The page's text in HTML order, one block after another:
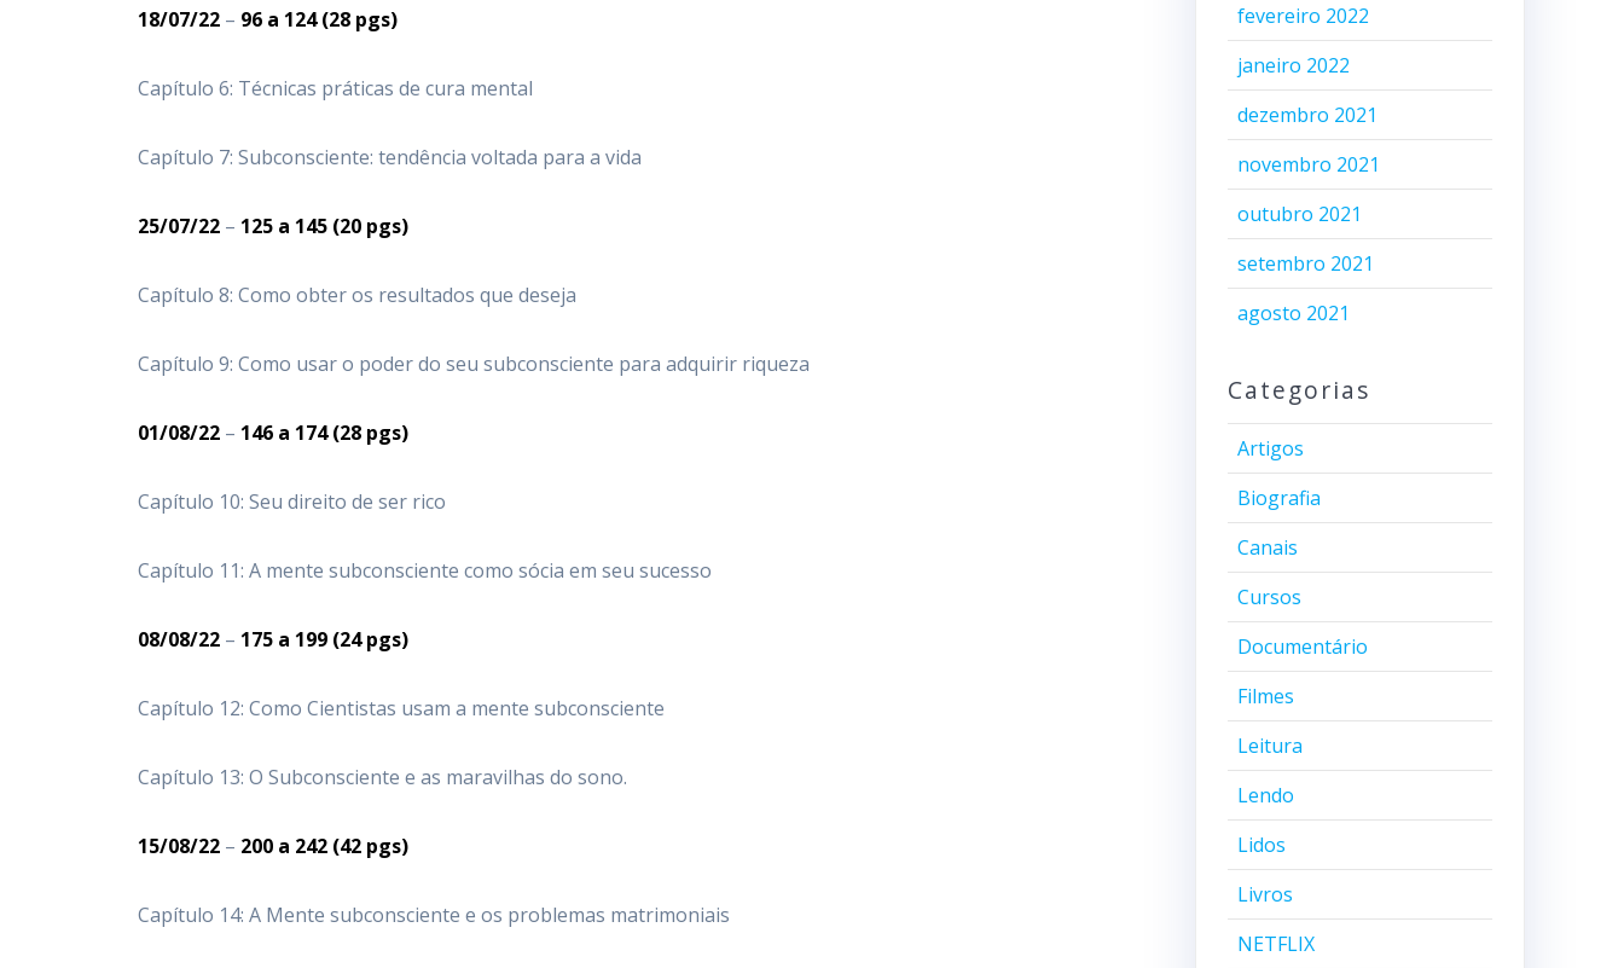
18/07/22 – 96 a 124 (28 pgs)
Capítulo 6: Técnicas práticas de cura mental
Capítulo 7: Subconsciente: tendência voltada para a vida
25/07/22 – 125 a 145 (20 pgs)
Capítulo 8: Como obter os resultados que deseja
Capítulo 9: Como usar o poder do seu subconsciente para adquirir riqueza
01/08/22 – 146 a 174 (28 pgs)
Capítulo 10: Seu direito de ser rico
Capítulo 11: A mente subconsciente como sócia em seu sucesso
08/08/22 – 175 a 199 (24 pgs)
Capítulo 12: Como Cientistas usam a mente subconsciente
Capítulo 13: O Subconsciente e as maravilhas do sono.
15/08/22 – 200 a 242 (42 pgs)
Capítulo 14: A Mente subconsciente e os problemas matrimoniais
fevereiro 2022
janeiro 2022
dezembro 2021
novembro 2021
outubro 2021
setembro 2021
agosto 2021
Categorias
Artigos
Biografia
Canais
Cursos
Documentário
Filmes
Leitura
Lendo
Lidos
Livros
NETFLIX